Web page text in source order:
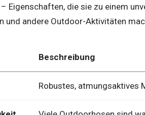
Eigenschaften, die sie zu einem
und andere Outdoor-Aktivitäten
Beschreibung
Robustes, atmungsaktives